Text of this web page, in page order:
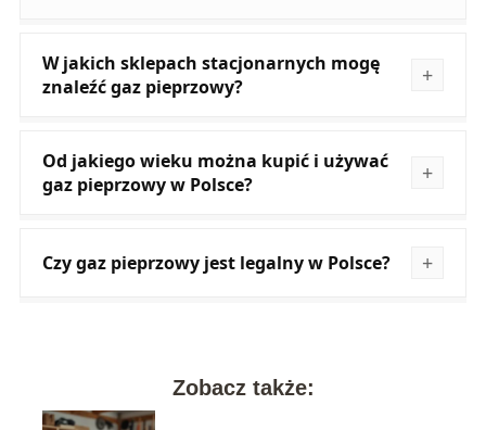
W jakich sklepach stacjonarnych mogę
znaleźć gaz pieprzowy?
Od jakiego wieku można kupić i używać
gaz pieprzowy w Polsce?
Czy gaz pieprzowy jest legalny w Polsce?
Zobacz także: